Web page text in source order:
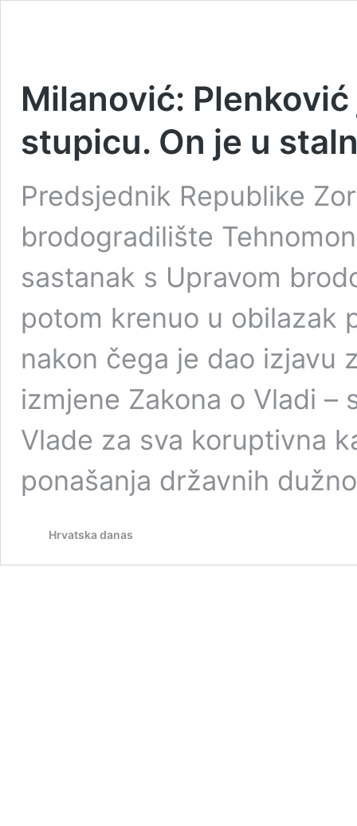
Milanović:
stupicu. On je u
Predsjednik Republike
brodogradilište
sastanak s Upravom
potom krenuo u obilazak
nakon čega je dao izjavu
izmjene Zakona o Vladi –
Vlade za sva koruptivna
ponašanja državnih
Hrvatska danas